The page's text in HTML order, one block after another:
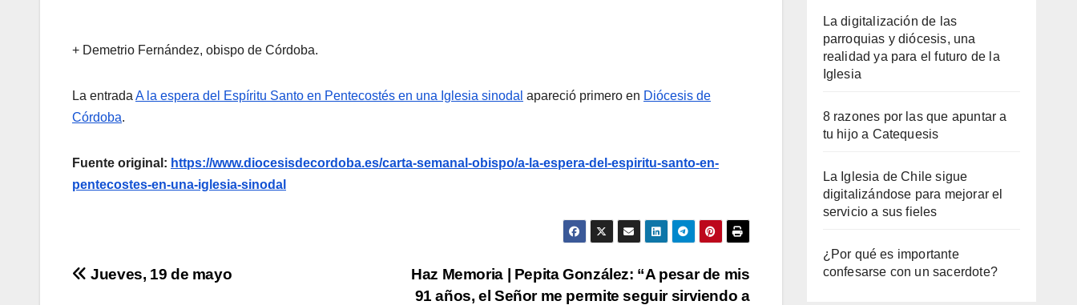
+ Demetrio Fernández, obispo de Córdoba.
La entrada A la espera del Espíritu Santo en Pentecostés en una Iglesia sinodal apareció primero en Diócesis de
Córdoba.
Fuente original: https://www.diocesisdecordoba.es/carta-semanal-obispo/a-la-espera-del-espiritu-santo-en-
pentecostes-en-una-iglesia-sinodal
Navegación
Haz Memoria | Pepita González: “A pesar de mis
91 años, el Señor me permite seguir sirviendo a
Jueves, 19 de mayo
La digitalización de las
parroquias y diócesis, una
realidad ya para el futuro de la
Iglesia
8 razones por las que apuntar a
tu hijo a Catequesis
La Iglesia de Chile sigue
digitalizándose para mejorar el
servicio a sus fieles
¿Por qué es importante
confesarse con un sacerdote?